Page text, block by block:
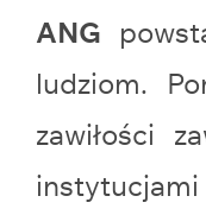
ANG
ludziom.
zawiłości